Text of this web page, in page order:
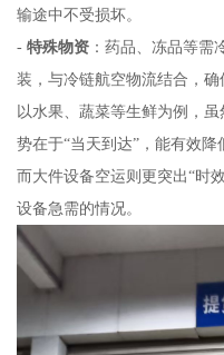
输途中不受损坏。
- 特殊物资：药品、冻品等需
装，与冷链航空物流结合，确
以水果、蔬菜等生鲜为例，
势在于“当天到达”，能有效降
而大件设备空运则更突出“时
设备急需的情况。